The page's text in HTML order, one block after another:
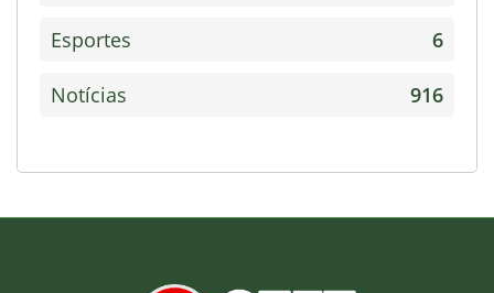
Esportes 6
Notícias 916